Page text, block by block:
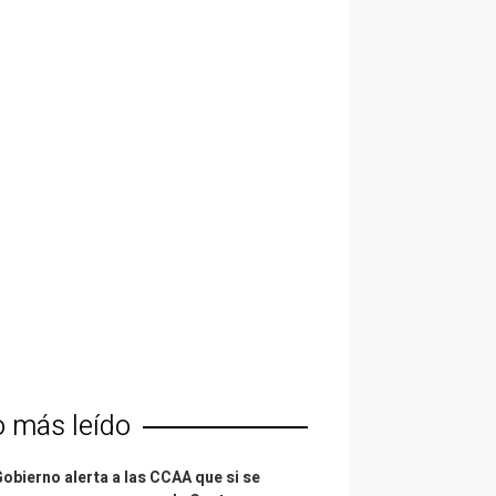
más leído
alerta a las CCAA que si se